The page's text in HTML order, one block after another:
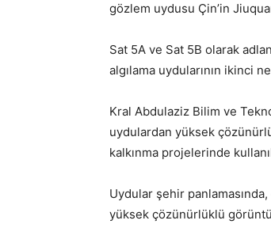
gözlem uydusu Çin’in
Sat 5A ve Sat 5B olarak
algılama uydularının ikinci
Kral Abdulaziz Bilim ve
uydulardan yüksek
kalkınma projelerinde
Uydular şehir
yüksek çözünürlüklü